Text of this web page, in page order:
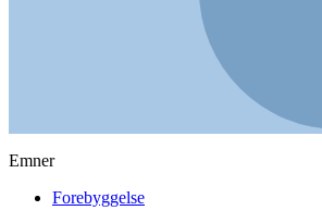
Emner
Forebyggelse